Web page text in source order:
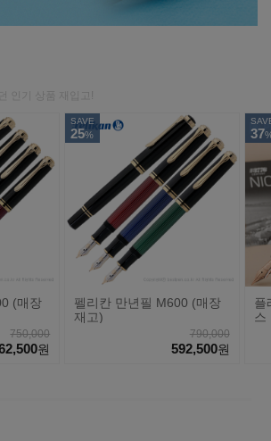
인기 상품 재입고!
(매장
750,000
원
SAVE
25%
펠리칸 만년필 M600 (매장
재고)
790,000
592,500원
37
플
스